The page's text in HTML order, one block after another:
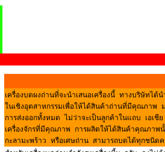
เครื่องบดผงถ่านที่จะนำเสนอเครื่องนี้ ทางบริษัทไ
ในเชิงอุตสาหกรรมเพื่อให้ได้สินค้าถ่านที่มีคุณภาพ
การส่งออกทั้งหมด ไม่ว่าจะเป็นลูกค้าในแถบ เอเ
เครื่องจักรที่มีคุณภาพ การผลิตให้ได้สินค้าคุณภาพนั้
กะลามะพร้าว หรือเศษถ่าน สามารถบดได้ทุกชนิด